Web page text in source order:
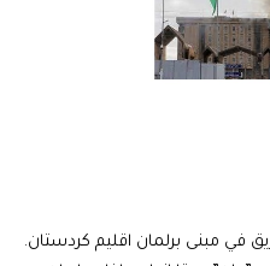
في مبنى برلمان اقليم كردستان.